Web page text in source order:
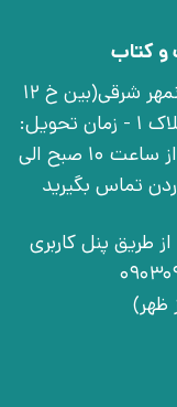
و کتاب
تهران، خ انقلاب، خ 12 فروردین، خ روانمهر شرقی(بین خ 12
فروردین و خ فخر رازی)، بن‌بست اوّل، پلاک 1 - زمان تحویل:
شنبه تا چهارشنبه به جز روزهای تعطیل از ساعت 10 صبح الی
از طریق پنل کاربری